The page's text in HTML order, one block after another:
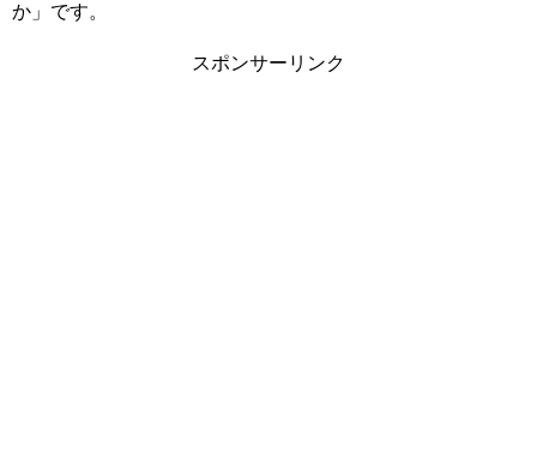
か」です。
スポンサーリンク